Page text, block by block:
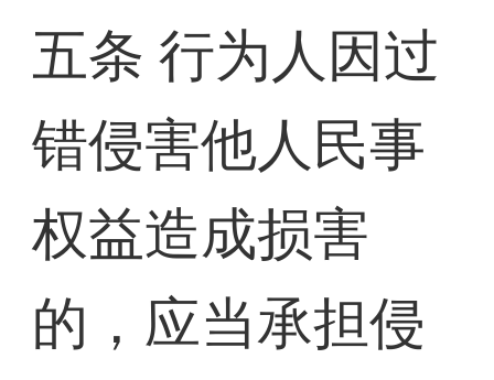
五条 行为人因过
错侵害他人民事
权益造成损害
的，应当承担侵